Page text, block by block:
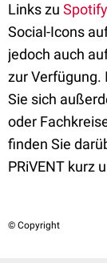
Links zu Spotify
Social-Icons
jedoch auch
zur Verfügung.
Sie sich
oder
finden Sie
PRiVENT kurz
© Copyright